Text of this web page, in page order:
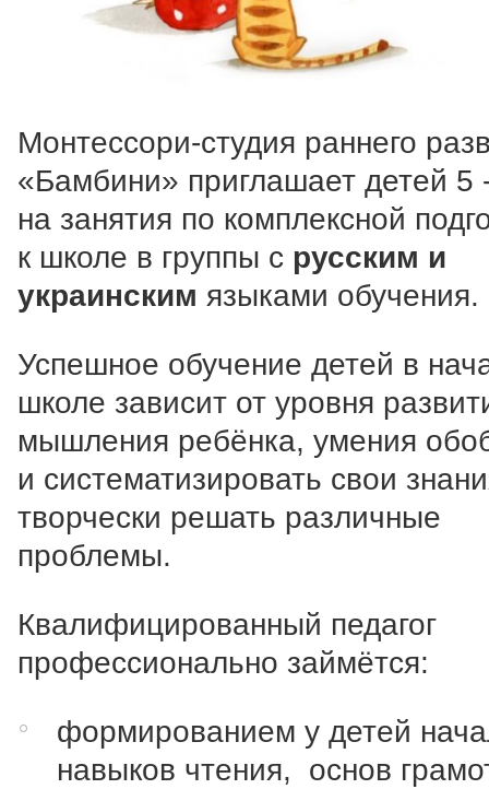
Монтессори-студия раннего
«Бамбини» приглашает детей 5
на занятия по комплексной
к школе в группы с русским и
украинским языками обучения.
Успешное обучение детей в
школе зависит от уровня
мышления ребёнка, умения
и систематизировать свои
творчески решать различные
проблемы.
Квалифицированный педагог
профессионально займётся:
формированием у детей
навыков чтения, основ